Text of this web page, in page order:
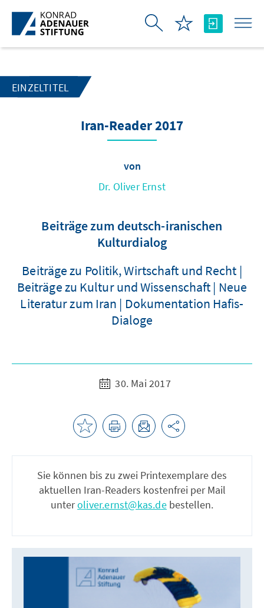
Zum Hauptinhalt springen
EINZELTITEL
Iran-Reader 2017
von
Dr. Oliver Ernst
Beiträge zum deutsch-iranischen
Kulturdialog
Beiträge zu Politik, Wirtschaft und Recht |
Beiträge zu Kultur und Wissenschaft | Neue
Literatur zum Iran | Dokumentation Hafis-
Dialoge
30. Mai 2017
Sie können bis zu zwei Printexemplare des
aktuellen Iran-Readers kostenfrei per Mail
unteroliver.ernst@kas.debestellen.